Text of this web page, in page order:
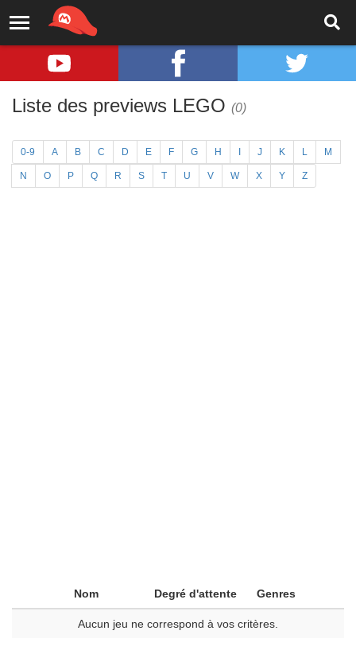
Liste des previews LEGO (0)
0-9 A B C D E F G H J K L M
N O P Q R S T U V W X Y Z
Nom Degré d'attente Genres
Aucun jeu ne correspond à vos critères.